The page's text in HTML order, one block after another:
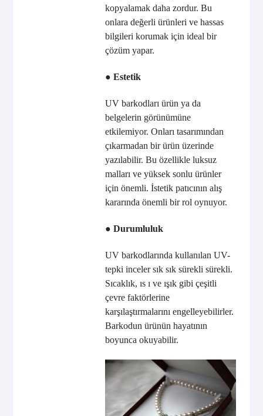
kopyalamak daha zordur. Bu
onlara değerli ürünleri ve hassas
bilgileri korumak için ideal bir
çözüm yapar.
● Estetik
UV barkodları ürün ya da
belgelerin görünümüne
etkilemiyor. Onları tasarımından
çıkarmadan bir ürün üzerinde
yazılabilir. Bu özellikle luksuz
malları ve yüksek sonlu ürünler
için önemli. İstetik patıcının alış
kararında önemli bir rol oynuyor.
● Durumluluk
UV barkodlarında kullanılan UV-
tepki inceler sık sık sürekli sürekli.
Sıcaklık, ıs ı ve ışık gibi çeşitli
çevre faktörlerine
karşılaştırmalarını engelleyebilirler.
Barkodun ürünün hayatının
boyunca okuyabilir.